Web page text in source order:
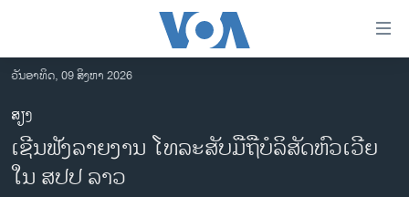
ເຂົ້າ
ຫາ
ຂ້າມ
ຂ້າມ
ຂ້າມ
ລາວ
ອາເມຣິກາ
ວັນອາທິດ, 09 ສິງຫາ 2026
ສຽງ
ເຊີນຟັງລາຍງານ ໂທລະສັບມືຖືບໍລິສັດຫົວເວີຍ
ໃນ ສປປ ລາວ